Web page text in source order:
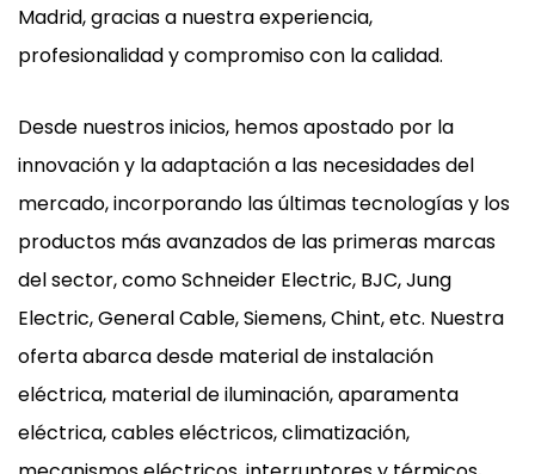
Madrid, gracias a nuestra experiencia,
profesionalidad y compromiso con la calidad.
Desde nuestros inicios, hemos apostado por la
innovación y la adaptación a las necesidades del
mercado, incorporando las últimas tecnologías y los
productos más avanzados de las primeras marcas
del sector, como Schneider Electric, BJC, Jung
Electric, General Cable, Siemens, Chint, etc. Nuestra
oferta abarca desde material de instalación
eléctrica, material de iluminación, aparamenta
eléctrica, cables eléctricos, climatización,